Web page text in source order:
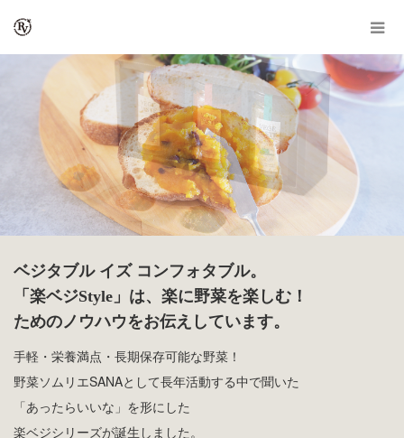
ベジタブル イズ コンフォタブル。
「楽ベジStyle」は、楽に野菜を楽しむ！
ためのノウハウをお伝えしています。
手軽・栄養満点・長期保存可能な野菜！
野菜ソムリエSANAとして長年活動する中で聞いた
「あったらいいな」を形にした
楽ベジシリーズが誕生しました。